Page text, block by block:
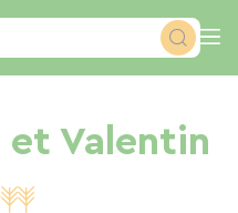
et Valentin
Cookies